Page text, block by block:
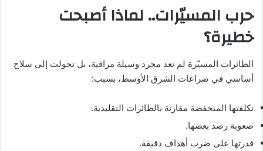
حرب المسيّرات.. لماذا أصبحت
خطيرة؟
الطائرات المسيّرة لم تعد مجرد وسيلة مراقبة، بل تحولت إلى سلاح
أساسي في صراعات الشرق الأوسط، بسبب:
تكلفتها المنخفضة مقارنة بالطائرات التقليدية.
صعوبة رصد بعضها.
قدرتها على ضرب أهداف دقيقة.